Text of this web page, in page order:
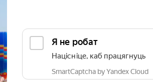
Я не робат
Націсніце, каб працягнуць
SmartCaptcha by Yandex Cloud